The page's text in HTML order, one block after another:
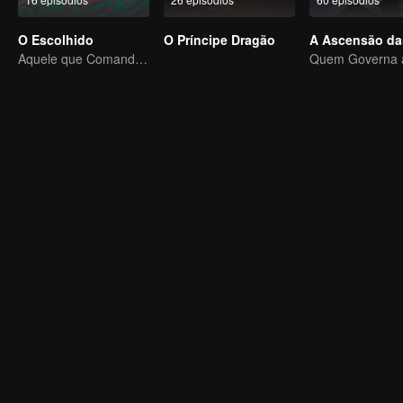
O Escolhido
Aquele que Comanda os Céus — Que Comece a Batalha!
O Príncipe Dragão